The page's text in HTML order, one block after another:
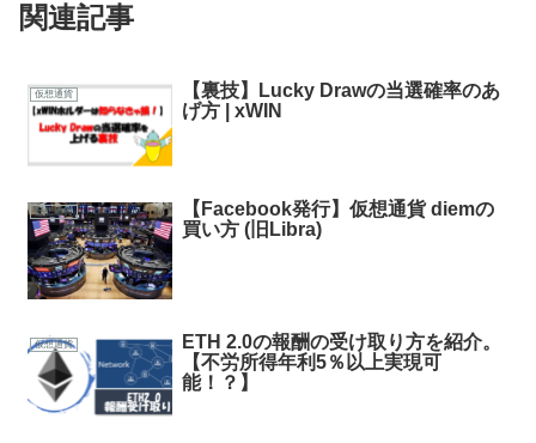
関連記事
仮想通貨
【裏技】Lucky Drawの当選確率のあ
げ方 | xWIN
仮想通貨
【Facebook発行】仮想通貨 diemの
買い方 (旧Libra)
仮想通貨
ETH 2.0の報酬の受け取り方を紹介。
【不労所得年利5％以上実現可
能！？】